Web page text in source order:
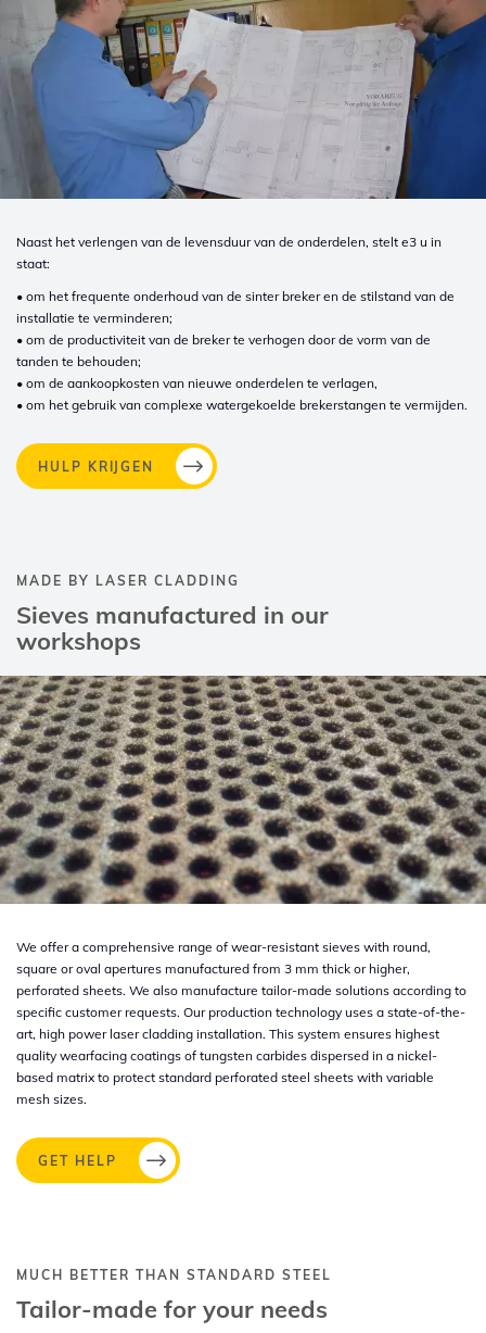
Naast het verlengen van de levensduur van de onderdelen, stelt e3 u in
staat:
• om het frequente onderhoud van de sinter breker en de stilstand van de
installatie te verminderen;
• om de productiviteit van de breker te verhogen door de vorm van de
tanden te behouden;
• om de aankoopkosten van nieuwe onderdelen te verlagen,
• om het gebruik van complexe watergekoelde brekerstangen te vermijden.
HULP KRIJGEN
MADE BY LASER CLADDING
Sieves manufactured in our
workshops
We offer a comprehensive range of wear-resistant sieves with round,
square or oval apertures manufactured from 3 mm thick or higher,
perforated sheets. We also manufacture tailor-made solutions according to
specific customer requests. Our production technology uses a state-of-the-
art, high power laser cladding installation. This system ensures highest
quality wearfacing coatings of tungsten carbides dispersed in a nickel-
based matrix to protect standard perforated steel sheets with variable
mesh sizes.
GET HELP
MUCH BETTER THAN STANDARD STEEL
Tailor-made for your needs